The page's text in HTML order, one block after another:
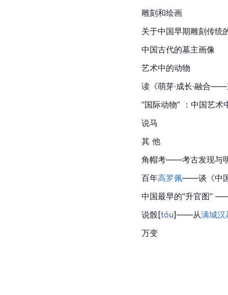
雕刻和绘画
关于中国早期雕刻传统
中国古代的墓主画像
艺术中的动物
读《萌芽·成长·融合
“国际动物” ：中国艺术
说马
其 他
角帽考——考古发现与
百年高罗佩——谈《中
中国最早的“升官图”
说骰[tóu]——从满城汉
万变